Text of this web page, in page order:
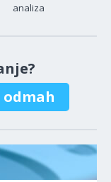
analiza